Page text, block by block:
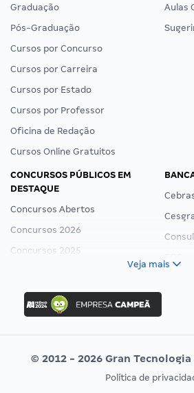
Graduação
Pós-Graduação
Cursos por Concurso
Cursos por Carreira
Cursos por Estado
Cursos por Professor
Oficina de Redação
Cursos Online Gratuitos
Aulas
CONCURSOS PÚBLICOS EM
DESTAQUE
Concursos Abertos
Concursos 2026
Concursos 2025
Concurso Ibama
Concurso MPU
Editais publicados
CONCURSOS POR PROFISSÃO
Veja mais
© 2012 - 2026 Gran Tecnologia
Política de